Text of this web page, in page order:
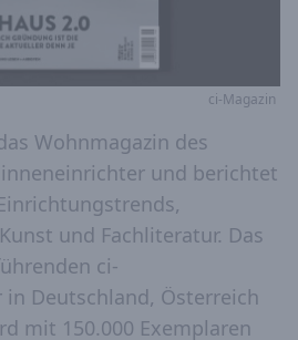
ci-Magazin
Wohnmagazin des
und berichtet
und Fachliteratur. Das
ci-
Deutschland, Österreich
mit 150.000 Exemplaren